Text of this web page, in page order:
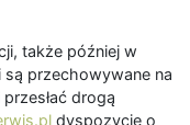
także później w
przechowywane na
drogą
dyspozycję o